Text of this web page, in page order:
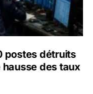
postes détruits
des taux